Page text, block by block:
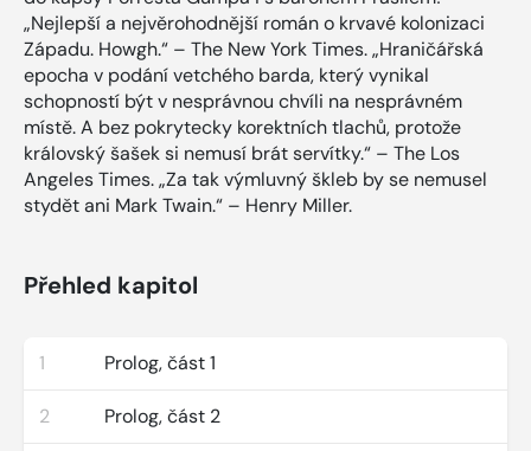
„Nejlepší a nejvěrohodnější román o krvavé kolonizaci
Západu. Howgh.“ – The New York Times. „Hraničářská
epocha v podání vetchého barda, který vynikal
schopností být v nesprávnou chvíli na nesprávném
místě. A bez pokrytecky korektních tlachů, protože
královský šašek si nemusí brát servítky.“ – The Los
Angeles Times. „Za tak výmluvný škleb by se nemusel
stydět ani Mark Twain.“ – Henry Miller.
Přehled kapitol
1 Prolog, část 1
2 Prolog, část 2